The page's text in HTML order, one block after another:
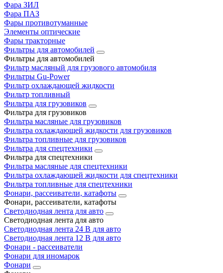
Фара ЗИЛ
Фара ПАЗ
Фары противотуманные
Элементы оптические
Фары тракторные
Фильтры для автомобилей
Фильтры для автомобилей
Фильтр масляный для грузового автомобиля
Фильтры Gu-Power
Фильтр охлаждающей жидкости
Фильтр топливный
Фильтра для грузовиков
Фильтра для грузовиков
Фильтра масляные для грузовиков
Фильтра охлаждающей жидкости для грузовиков
Фильтра топливные для грузовиков
Фильтра для спецтехники
Фильтра для спецтехники
Фильтра масляные для спецтехники
Фильтра охлаждающей жидкости для спецтехники
Фильтра топливные для спецтехники
Фонари, рассеиватели, катафоты
Фонари, рассеиватели, катафоты
Светодиодная лента для авто
Светодиодная лента для авто
Светодиодная лента 24 В для авто
Светодиодная лента 12 В для авто
Фонари - рассеиватели
Фонари для иномарок
Фонари